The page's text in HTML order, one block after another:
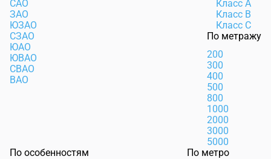
САО
ЗАО
ЮЗАО
СЗАО
ЮАО
ЮВАО
СВАО
ВАО
Класс А
Класс В
Класс С
По метражу
200
300
400
500
800
1000
2000
3000
5000
По особенностям
По метро